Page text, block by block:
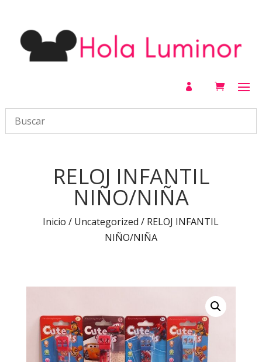

RELOJ INFANTIL
NIÑO/NIÑA
Inicio / Uncategorized / RELOJ INFANTIL
NIÑO/NIÑA